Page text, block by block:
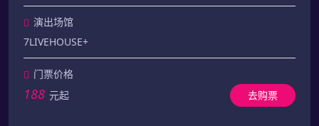
演出场馆
7LIVEHOUSE+
门票价格
188 元起 去购票